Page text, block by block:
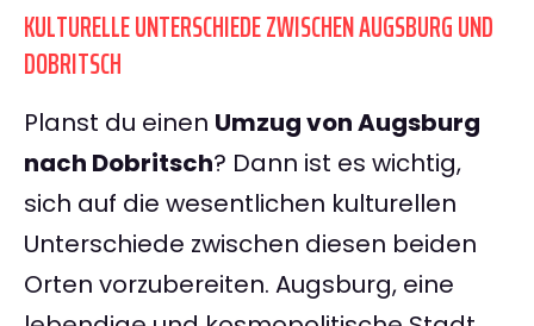
KULTURELLE UNTERSCHIEDE ZWISCHEN AUGSBURG UND
DOBRITSCH
Planst du einen Umzug von Augsburg
nach Dobritsch? Dann ist es wichtig,
sich auf die wesentlichen kulturellen
Unterschiede zwischen diesen beiden
Orten vorzubereiten. Augsburg, eine